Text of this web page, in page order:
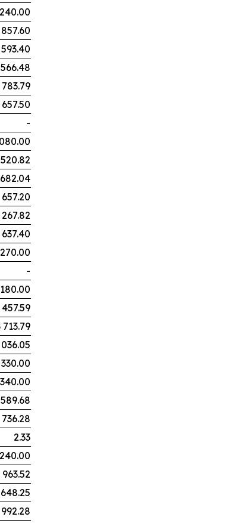
857.60
593.40
657.50
-
657.20
-
457.59
713.79
589.68
736.28
2.33
963.52